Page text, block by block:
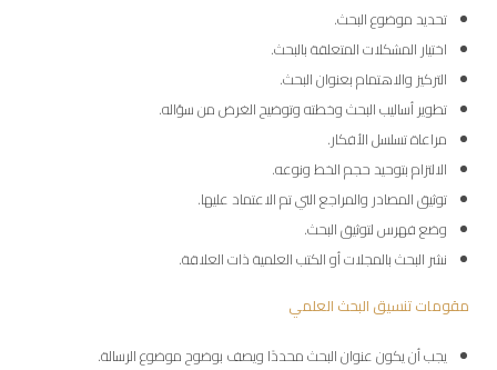
تحديد موضوع البحث.
اختيار المشكلات المتعلقة بالبحث.
التركيز والاهتمام بعنوان البحث.
تطوير أساليب البحث وخطته وتوضيح الغرض من سؤاله.
مراعاة تسلسل الأفكار.
الالتزام بتوحيد حجم الخط ونوعه.
توثيق المصادر والمراجع التي تم الاعتماد عليها.
وضع فهرس لتوثيق البحث.
نشر البحث بالمجلات أو الكتب العلمية ذات العلاقة.
مقومات تنسيق البحث العلمي
يجب أن يكون عنوان البحث محددًا ويصف بوضوح موضوع الرسالة.